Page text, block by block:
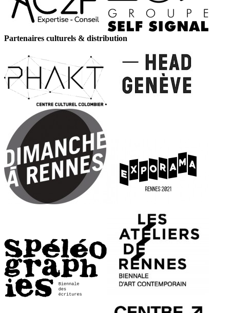
Partenaires culturels & distribution